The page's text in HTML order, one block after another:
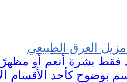
مزيل العرق الطبيعي
فقط بشرة أنعم أو
بوضوح كأحد الأقسام